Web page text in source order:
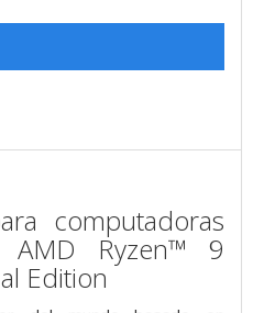
computadoras
AMD Ryzen™ 9
Edition